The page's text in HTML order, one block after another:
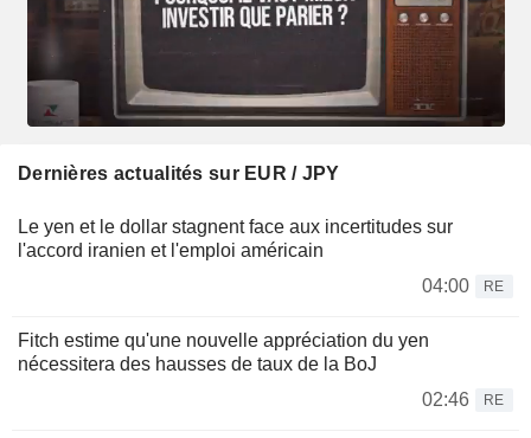
Dernières actualités sur EUR / JPY
Le yen et le dollar stagnent face aux incertitudes sur
l'accord iranien et l'emploi américain
04:00
RE
Fitch estime qu'une nouvelle appréciation du yen
nécessitera des hausses de taux de la BoJ
02:46
RE